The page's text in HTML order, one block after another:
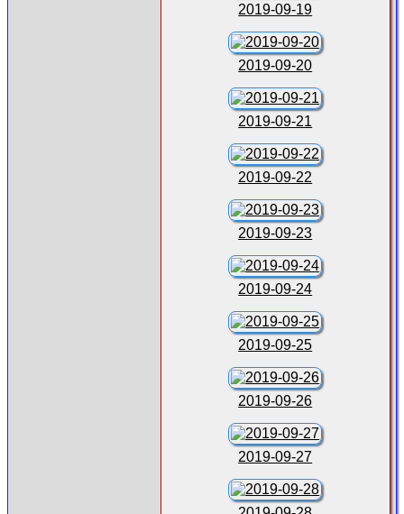
2019-09-19
2019-09-20
2019-09-21
2019-09-22
2019-09-23
2019-09-24
2019-09-25
2019-09-26
2019-09-27